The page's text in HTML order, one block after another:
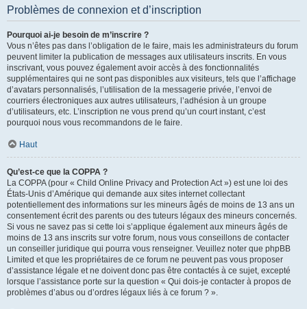
Problèmes de connexion et d’inscription
Pourquoi ai-je besoin de m’inscrire ?
Vous n’êtes pas dans l’obligation de le faire, mais les administrateurs du forum
peuvent limiter la publication de messages aux utilisateurs inscrits. En vous
inscrivant, vous pouvez également avoir accès à des fonctionnalités
supplémentaires qui ne sont pas disponibles aux visiteurs, tels que l’affichage
d’avatars personnalisés, l’utilisation de la messagerie privée, l’envoi de
courriers électroniques aux autres utilisateurs, l’adhésion à un groupe
d’utilisateurs, etc. L’inscription ne vous prend qu’un court instant, c’est
pourquoi nous vous recommandons de le faire.
Haut
Qu’est-ce que la COPPA ?
La COPPA (pour « Child Online Privacy and Protection Act ») est une loi des
États-Unis d’Amérique qui demande aux sites internet collectant
potentiellement des informations sur les mineurs âgés de moins de 13 ans un
consentement écrit des parents ou des tuteurs légaux des mineurs concernés.
Si vous ne savez pas si cette loi s’applique également aux mineurs âgés de
moins de 13 ans inscrits sur votre forum, nous vous conseillons de contacter
un conseiller juridique qui pourra vous renseigner. Veuillez noter que phpBB
Limited et que les propriétaires de ce forum ne peuvent pas vous proposer
d’assistance légale et ne doivent donc pas être contactés à ce sujet, excepté
lorsque l’assistance porte sur la question « Qui dois-je contacter à propos de
problèmes d’abus ou d’ordres légaux liés à ce forum ? ».